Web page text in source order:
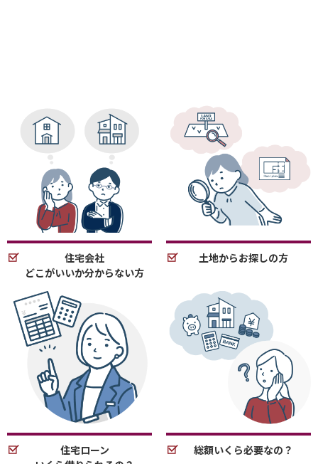
住宅会社
どこがいいか分からない方
土地からお探しの方
住宅ローン
総額いくら必要なの？